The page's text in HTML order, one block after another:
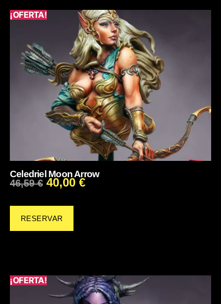
¡OFERTA!
Celedriel Moon Arrow
46,59€ 40,00 €
RESERVAR
¡OFERTA!